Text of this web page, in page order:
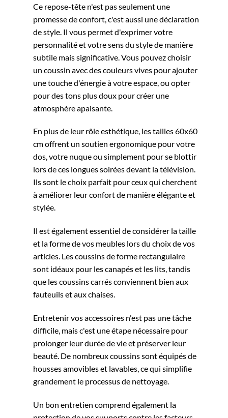
Ce repose-tête n'est pas seulement une
promesse de confort, c'est aussi une déclaration
de style. Il vous permet d'exprimer votre
personnalité et votre sens du style de manière
subtile mais significative. Vous pouvez choisir
un coussin avec des couleurs vives pour ajouter
une touche d'énergie à votre espace, ou opter
pour des tons plus doux pour créer une
atmosphère apaisante.
En plus de leur rôle esthétique, les tailles 60x60
cm offrent un soutien ergonomique pour votre
dos, votre nuque ou simplement pour se blottir
lors de ces longues soirées devant la télévision.
Ils sont le choix parfait pour ceux qui cherchent
à améliorer leur confort de manière élégante et
stylée.
Il est également essentiel de considérer la taille
et la forme de vos meubles lors du choix de vos
articles. Les coussins de forme rectangulaire
sont idéaux pour les canapés et les lits, tandis
que les coussins carrés conviennent bien aux
fauteuils et aux chaises.
Entretenir vos accessoires n'est pas une tâche
difficile, mais c'est une étape nécessaire pour
prolonger leur durée de vie et préserver leur
beauté. De nombreux coussins sont équipés de
housses amovibles et lavables, ce qui simplifie
grandement le processus de nettoyage.
Un bon entretien comprend également la